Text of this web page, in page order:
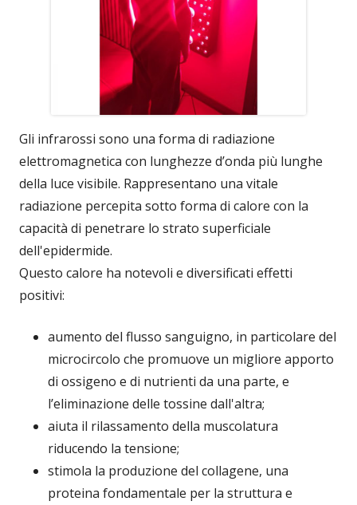
Gli infrarossi sono una forma di radiazione
elettromagnetica con lunghezze d’onda più lunghe
della luce visibile. Rappresentano una vitale
radiazione percepita sotto forma di calore con la
capacità di penetrare lo strato superficiale
dell'epidermide.
Questo calore ha notevoli e diversificati effetti
positivi:
aumento del flusso sanguigno, in particolare del
microcircolo che promuove un migliore apporto
di ossigeno e di nutrienti da una parte, e
l’eliminazione delle tossine dall'altra;
aiuta il rilassamento della muscolatura
riducendo la tensione;
stimola la produzione del collagene, una
proteina fondamentale per la struttura e